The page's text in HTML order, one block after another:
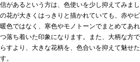
信があるという方は、色使いを少し抑えてみま
の花が大きくはっきりと描かれていても、赤や
暖色ではなく、寒色やモノトーンでまとめてあ
つ落ち着いた印象になります。また、大柄な方
らすより、大きな花柄を、色合いを抑えて魅せ
す。